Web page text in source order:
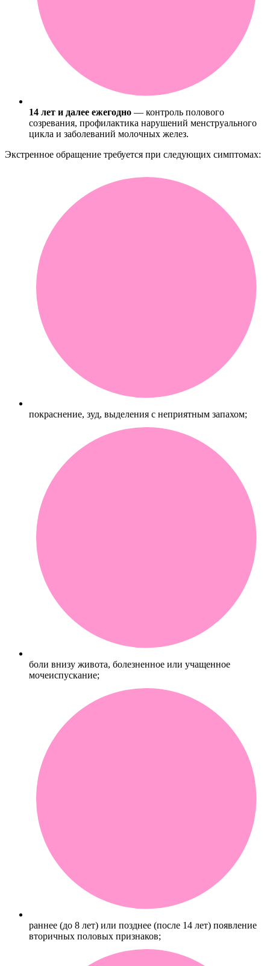
14 лет и далее ежегодно — контроль полового
созревания, профилактика нарушений менструального
цикла и заболеваний молочных желез.
Экстренное обращение требуется при следующих симптомах:
покраснение, зуд, выделения с неприятным запахом;
боли внизу живота, болезненное или учащенное
мочеиспускание;
раннее (до 8 лет) или позднее (после 14 лет) появление
вторичных половых признаков;